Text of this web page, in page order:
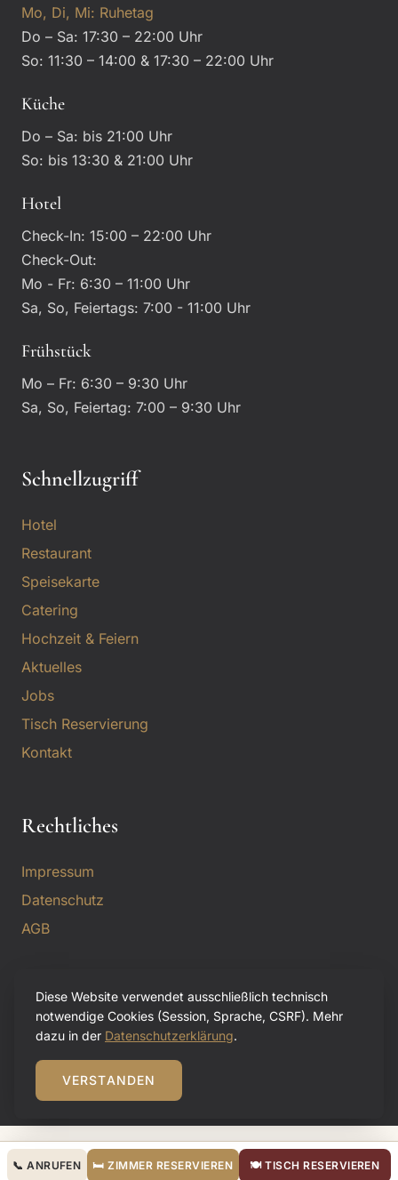
Mo, Di, Mi: Ruhetag
Do – Sa: 17:30 – 22:00 Uhr
So: 11:30 – 14:00 & 17:30 – 22:00 Uhr
Küche
Do – Sa: bis 21:00 Uhr
So: bis 13:30 & 21:00 Uhr
Hotel
Check-In: 15:00 – 22:00 Uhr
Check-Out:
Mo - Fr: 6:30 – 11:00 Uhr
Sa, So, Feiertags: 7:00 - 11:00 Uhr
Frühstück
Mo – Fr: 6:30 – 9:30 Uhr
Sa, So, Feiertag: 7:00 – 9:30 Uhr
Schnellzugriff
Hotel
Restaurant
Speisekarte
Catering
Hochzeit & Feiern
Aktuelles
Jobs
Tisch Reservierung
Kontakt
Rechtliches
Impressum
Datenschutz
AGB
© 2026 Landgasthof Krone by Schierhuber. Alle Rechte
vorbehalten.
Konzeption, Design & technische Umsetzung:
📞 ANRUFEN 🛏 ZIMMER RESERVIEREN 🍽 TISCH RESERVIEREN
Diese Website verwendet ausschließlich technisch
notwendige Cookies (Session, Sprache, CSRF). Mehr
dazu in der Datenschutzerklärung.
VERSTANDEN